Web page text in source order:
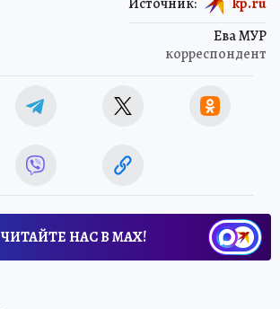
Ева МУР
корреспондент
ЧИТАЙТЕ НАС В МАХ!